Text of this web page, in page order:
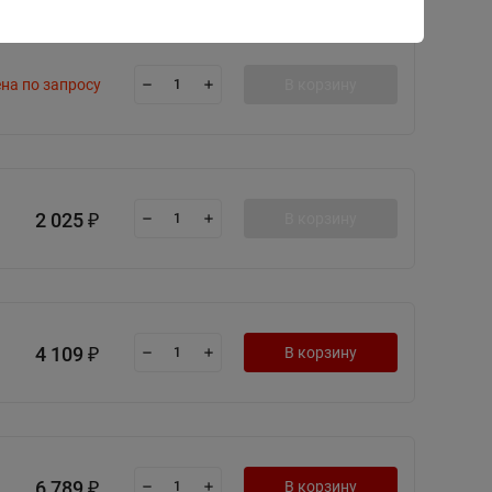
по запросу
2 025 ₽
4 109 ₽ В корзину
₽ В корзину